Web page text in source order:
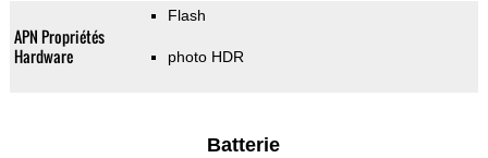
APN Propriétés
Hardware
Flash
photo HDR
Batterie